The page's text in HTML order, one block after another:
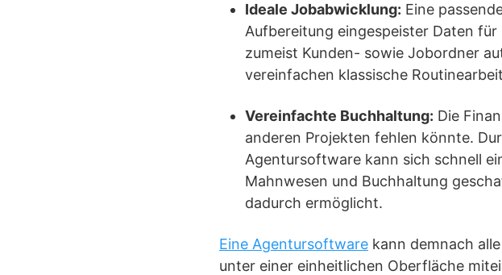
Ideale Jobabwicklung: Eine
Aufbereitung eingespeister Daten
zumeist Kunden- sowie Jobordner
vereinfachen klassische
Vereinfachte Buchhaltung: Die
anderen Projekten fehlen könnte.
Agentursoftware kann sich schnell
Mahnwesen und Buchhaltung
dadurch ermöglicht.
Eine Agentursoftware kann demnach
unter einer einheitlichen Oberfläche